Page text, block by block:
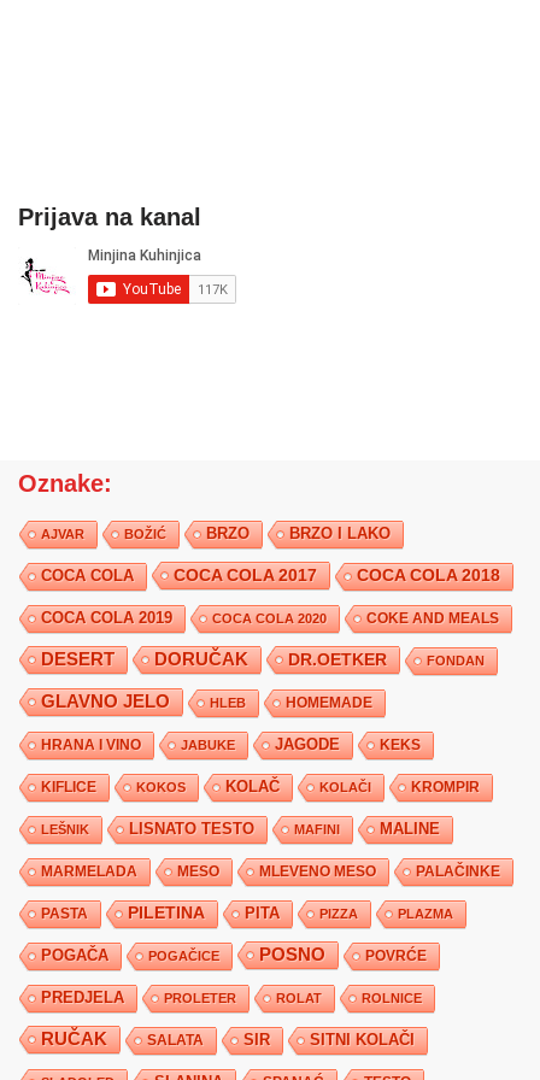
Prijava na kanal
Oznake:
AJVAR BOŽIĆ BRZO BRZO I LAKO
COCA COLA COCA COLA 2017 COCA COLA 2018
COCA COLA 2019 COCA COLA 2020 COKE AND MEALS
DESERT DORUČAK DR.OETKER FONDAN
GLAVNO JELO HLEB HOMEMADE
HRANA I VINO JABUKE JAGODE KEKS
KIFLICE KOKOS KOLAČ KOLAČI KROMPIR
LEŠNIK LISNATO TESTO MAFINI MALINE
MARMELADA MESO MLEVENO MESO PALAČINKE
PASTA PILETINA PITA PIZZA PLAZMA
POGAČA POGAČICE POSNO POVRĆE
PREDJELA PROLETER ROLAT ROLNICE
RUČAK SALATA SIR SITNI KOLAČI